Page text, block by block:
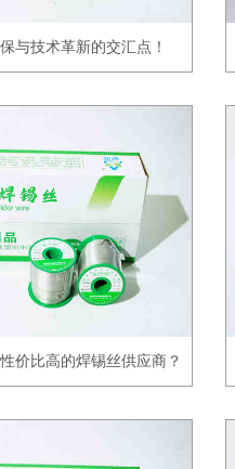
与技术革新的交汇点！
价比高的焊锡丝供应商？